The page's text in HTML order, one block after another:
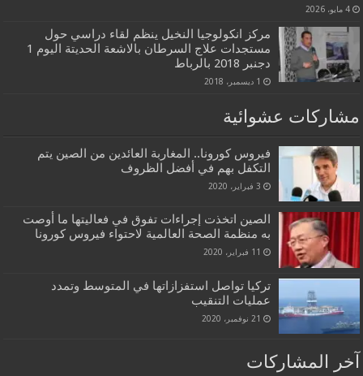
4 مايو، 2026
مركز انكولوجيا النخيل ينظم لقاء دراسي حول
مستجدات علاج السرطان بالاشعة الحديتة اليوم 1
دجنبر 2018 بالرباط
1 ديسمبر، 2018
مشاركات عشوائية
فيروس كورونا.. المغاربة العائدين من الصين يتم
التكفل بهم في أفضل الظروف
3 فبراير، 2020
الصين اتخذت إجراءات تفوق في فعاليتها ما أوصت
به منظمة الصحة العالمية لاحتواء فيروس كورونا
11 فبراير، 2020
تركيا تواصل استفزازاتها في المتوسط وتمدد
عمليات التنقيب
21 نوفمبر، 2020
آخر المشاركات